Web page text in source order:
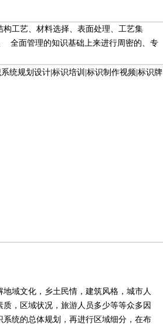
工艺、材料选择、表面处理、工艺集
全面管理的知识基础上来进行周密的、专
域文化，乡土民情，建筑风格，城市人
，区域状况，旅游人员多少等等众多因
统的总体规划，再进行区域细分，在布